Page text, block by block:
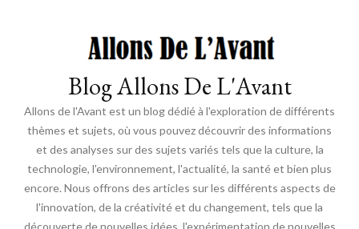
Blog Allons De L'Avant
Allons de l'Avant est un blog dédié à l'exploration de différents
thèmes et sujets, où vous pouvez découvrir des informations
et des analyses sur des sujets variés tels que la culture, la
technologie, l'environnement, l'actualité, la santé et bien plus
encore. Nous offrons des articles sur les différents aspects de
l'innovation, de la créativité et du changement, tels que la
découverte de nouvelles idées, l'expérimentation de nouvelles